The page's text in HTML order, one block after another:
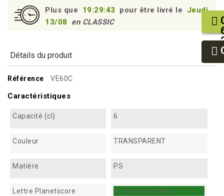
Plus que 19:29:42 pour être livré le
Jeudi
13/08
en CLASSIC
Détails du produit
Référence VE60C
Caractéristiques
Capacité (cl) 6
Couleur TRANSPARENT
Matière PS
Lettre Planetscore A - En savoir plus...